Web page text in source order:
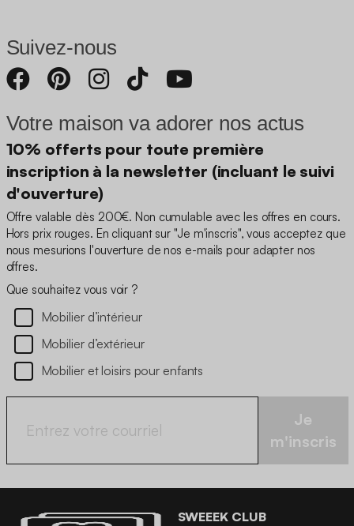
Suivez-nous
Votre maison va adorer nos actus
10% offerts pour toute première
inscription à la newsletter (incluant le suivi
d'ouverture)
Offre valable dès 200€. Non cumulable avec les offres en cours.
Hors prix rouges. En cliquant sur "Je m'inscris", vous acceptez que
nous mesurions l'ouverture de nos e-mails pour adapter nos
offres.
Que souhaitez vous voir ?
Mobilier d’intérieur
Mobilier d’extérieur
Mobilier et loisirs pour enfants
Je
m'inscris
SWEEEK CLUB